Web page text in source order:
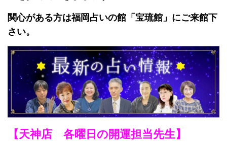
関心がある方は福岡占いの館「宝琉館」にご来館下
さい。
【天神店 各曜日の開運担当先生】